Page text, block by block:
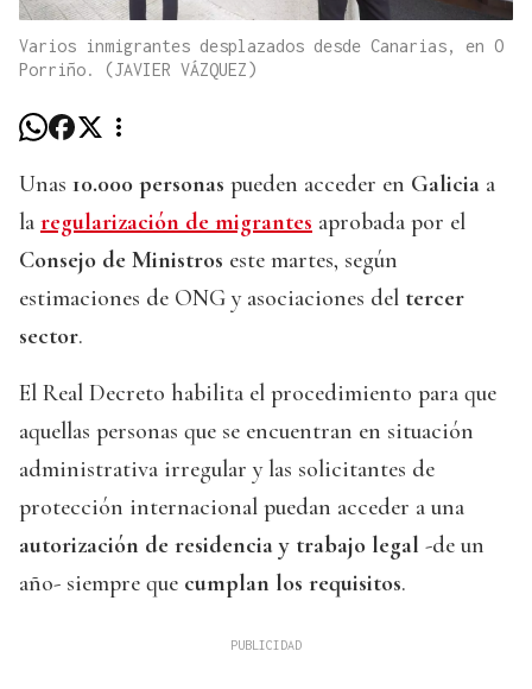
Varios inmigrantes desplazados desde Canarias, en O
Porriño. (JAVIER VÁZQUEZ)
Unas 10.000 personas pueden acceder en Galicia a
la regularización de migrantes aprobada por el
Consejo de Ministros este martes, según
estimaciones de ONG y asociaciones del tercer
sector.
El Real Decreto habilita el procedimiento para que
aquellas personas que se encuentran en situación
administrativa irregular y las solicitantes de
protección internacional puedan acceder a una
autorización de residencia y trabajo legal -de un
año- siempre que cumplan los requisitos.